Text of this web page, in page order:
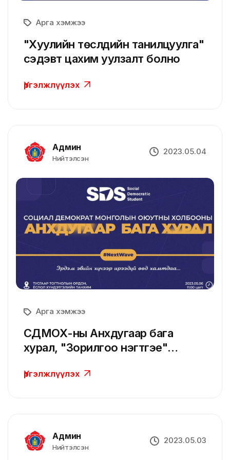
Арга хэмжээ
"Хуулийн төслүүдийн танилцуулга"
сэдэвт цахим уулзалт болно
Үргэлжлүүлэх
Админ
Нийтэлсэн
2023.05.04
Арга хэмжээ
СДМОХ-ны Анхдугаар бага
хурал, "Зорилгоо нэгтгэе"
болно
Үргэлжлүүлэх
Админ
Нийтэлсэн
2023.05.03